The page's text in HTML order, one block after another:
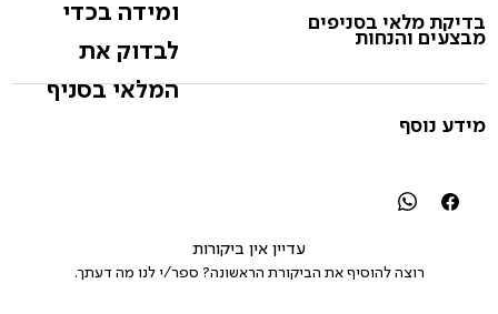
ומידה בכדי
לבדוק את
המלאי בסניף
בדיקת מלאי בסניפים
מבצעים והנחות
מידע נוסף
עדיין אין ביקורות
רוצה להוסיף את הביקורת הראשונה? ספר/י לנו מה דעתך.